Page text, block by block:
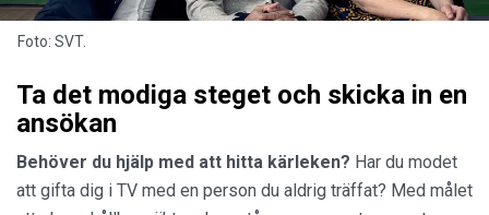
Foto: SVT.
Ta det modiga steget och skicka in en
ansökan
Behöver du hjälp med att hitta kärleken? Har du modet
att gifta dig i TV med en person du aldrig träffat? Med målet